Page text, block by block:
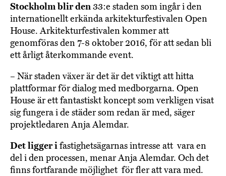
Stockholm blir den33:e staden som ingår i den
internationellt erkända arkitekturfestivalen Open
House. Arkitekturfestivalen kommer att
genomföras den 7-8 oktober 2016, för att sedan bli
ett årligt återkommande event.
– När staden växer är det är det viktigt att hitta
plattformar för dialog med medborgarna. Open
House är ett fantastiskt koncept som verkligen visat
sig fungera i de städer som redan är med, säger
projektledaren Anja Alemdar.
Det ligger ifastighetsägarnas intresse att vara en
del i den processen, menar Anja Alemdar. Och det
finns fortfarande möjlighet för fler att vara med.